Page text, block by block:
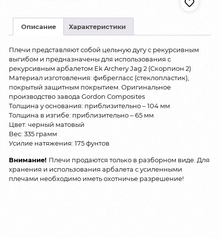
Описание Характеристики
Плечи представляют собой цельную дугу с рекурсивным
выгибом и предназначены для использования с
рекурсивным арбалетом Ek Archery Jag 2 (Скорпион 2)
Материал изготовления: фибрегласс (стеклопластик),
покрытый защитным покрытием. Оригинальное
производство завода Gordon Composites
Толщина у основания: приблизительно – 104 мм
Толщина в изгибе: приблизительно – 65 мм
Цвет: черный матовый
Вес: 335 грамм
Усилие натяжения: 175 фунтов
Внимание! Плечи продаются только в разборном виде. Для
хранения и использования арбалета с усиленными
плечами необходимо иметь охотничье разрешение!